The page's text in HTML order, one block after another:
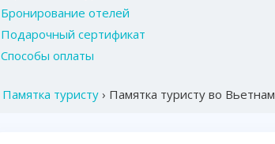
Бронирование отелей
Подарочный сертификат
Способы оплаты
Памятка туристу › Памятка туристу во Вьетнам